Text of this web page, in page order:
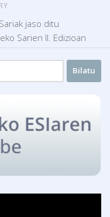
jaso ditu
Sarien II. Edizioan